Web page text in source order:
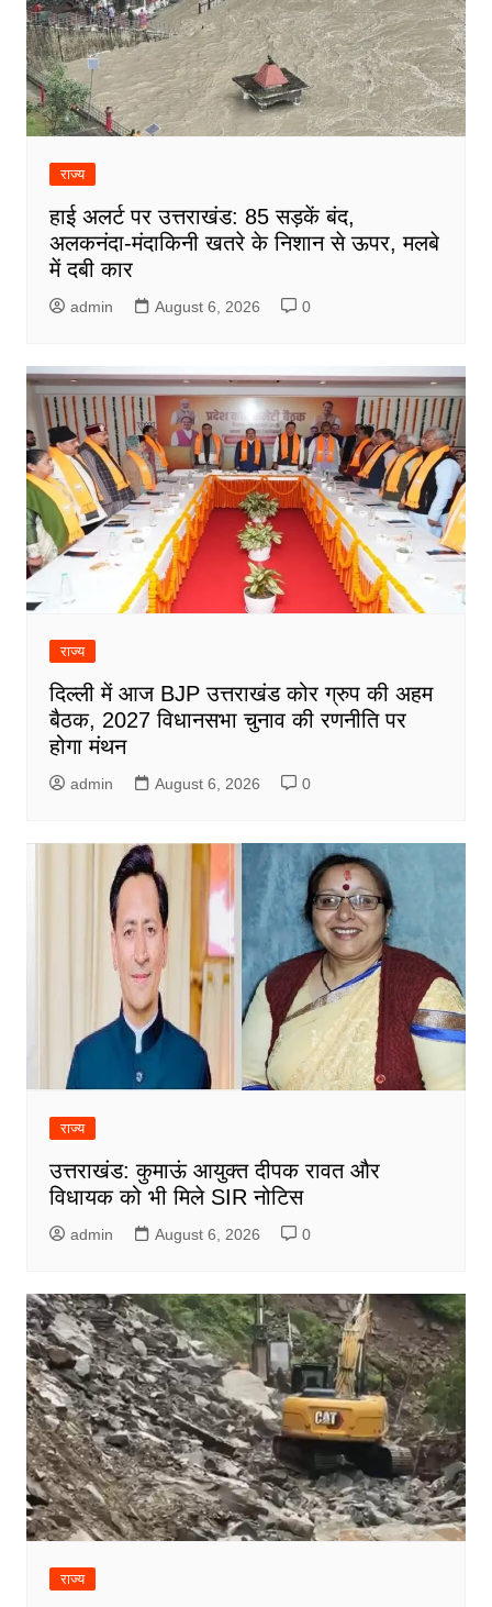
राज्य
हाई अलर्ट पर उत्तराखंड: 85 सड़कें बंद,
अलकनंदा-मंदाकिनी खतरे के निशान से ऊपर, मलबे
में दबी कार
admin August 6, 2026 0
राज्य
दिल्ली में आज BJP उत्तराखंड कोर ग्रुप की अहम
बैठक, 2027 विधानसभा चुनाव की रणनीति पर
होगा मंथन
admin August 6, 2026 0
राज्य
उत्तराखंड: कुमाऊं आयुक्त दीपक रावत और
विधायक को भी मिले SIR नोटिस
admin August 6, 2026 0
राज्य